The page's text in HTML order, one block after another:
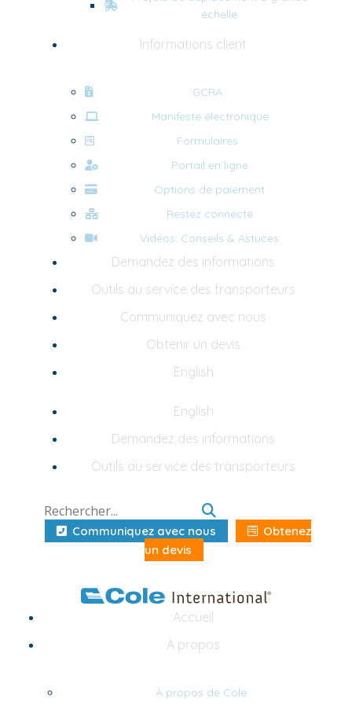
échelle
Informations client
GCRA
Manifeste électronique
Formulaires
Portail en ligne
Options de paiement
Restez connecté
Vidéos: Conseils & Astuces
Demandez des informations
Outils au service des transporteurs
Communiquez avec nous
Obtenir un devis
English
English
Demandez des informations
Outils au service des transporteurs
Communiquez avec nous
Obtenez
un devis
Accueil
À propos
À propos de Cole